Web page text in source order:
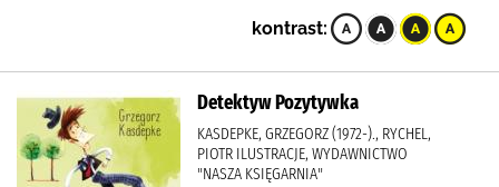
kontrast:
Detektyw Pozytywka
KASDEPKE, GRZEGORZ (1972-)., RYCHEL,
PIOTR ILUSTRACJE, WYDAWNICTWO
"NASZA KSIĘGARNIA"